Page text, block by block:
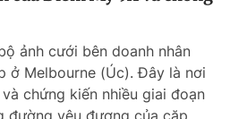
ảnh cưới bên doanh nhân
ở Melbourne (Úc). Đây là nơi
chứng kiến nhiều giai đoạn
đường yêu đương của cặp...